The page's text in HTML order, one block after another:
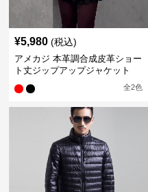
¥5,980 (税込)
アメカジ 本革調合成皮革ショー
ト丈ジップアップジャケット
全2色